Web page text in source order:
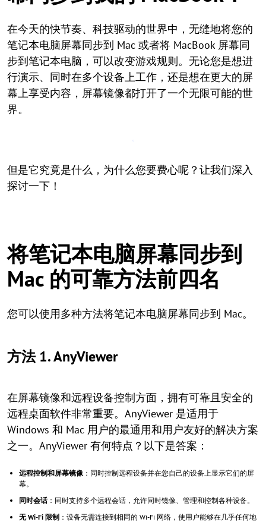
在今天的快节奏、科技驱动的世界中，无缝地将您的
笔记本电脑屏幕同步到 Mac 或者将 MacBook 屏幕同
步到笔记本电脑，可以改变游戏规则。无论您是想进
行演示、同时在多个设备上工作，还是想在更大的屏
幕上享受内容，屏幕镜像都打开了一个无限可能的世
界。
但是它究竟是什么，为什么您要费心呢？让我们深入
探讨一下！
将笔记本电脑屏幕同步到
Mac 的可靠方法前四名
您可以使用多种方法将笔记本电脑屏幕同步到 Mac。
方法 1. AnyViewer
在屏幕镜像和远程设备控制方面，拥有可靠且安全的
远程桌面软件非常重要。AnyViewer 是适用于
Windows 和 Mac 用户的最通用和用户友好的解决方案
之一。AnyViewer 有何特点？以下是答案：
远程控制和屏幕镜像 ：同时控制远程设备并在您自己的设备上显示它们的屏
幕。
同时会话：同时支持多个远程会话，允许同时镜像、管理和控制各种设备。
无 Wi-Fi 限制 ：设备无需连接到相同的 Wi-Fi 网络，使用户能够在几乎任何地